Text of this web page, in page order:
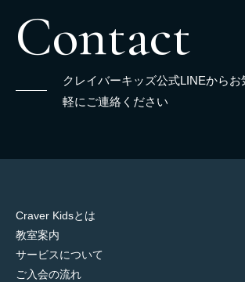
Contact
クレイバーキッズ公式LINEからお
軽にご連絡ください
Craver Kidsとは
教室案内
サービスについて
ご入会の流れ